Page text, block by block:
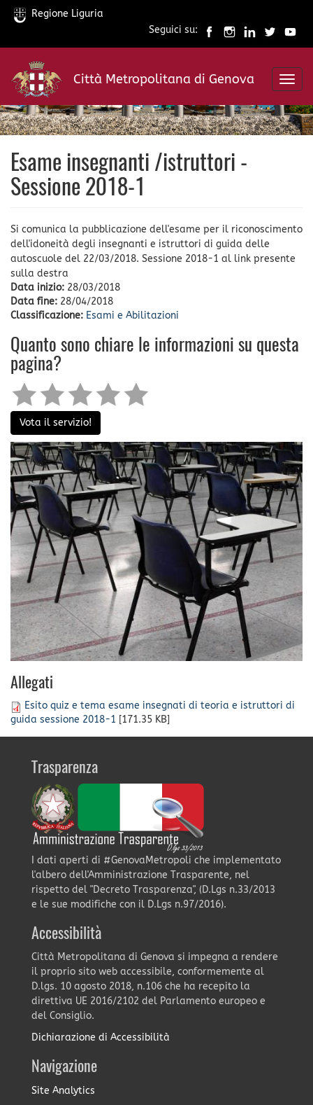
Salta
contenuto
principale
Regione Liguria
Seguici su:
Città Metropolitana di Genova
Esame insegnanti /istruttori -
Sessione 2018-1
Si comunica la pubblicazione dell'esame per il riconoscimento
dell'idoneità degli insegnanti e istruttori di guida delle
autoscuole del 22/03/2018. Sessione 2018-1 al link presente
sulla destra
Data inizio: 28/03/2018
Data fine: 28/04/2018
Classificazione: Esami e Abilitazioni
Quanto sono chiare le informazioni su questa
pagina?
Vota il servizio!
Allegati
Esito quiz e tema esame insegnati di teoria e istruttori di
guida sessione 2018-1 [171.35 KB]
Trasparenza
I dati aperti di #GenovaMetropoli che implementato
l'albero dell'Amministrazione Trasparente, nel
rispetto del "Decreto Trasparenza", (D.Lgs n.33/2013
e le sue modifiche con il D.Lgs n.97/2016).
Accessibilità
Città Metropolitana di Genova si impegna a rendere
il proprio sito web accessibile, conformemente al
D.lgs. 10 agosto 2018, n.106 che ha recepito la
direttiva UE 2016/2102 del Parlamento europeo e
del Consiglio.
Dichiarazione di Accessibilità
Navigazione
Site Analytics